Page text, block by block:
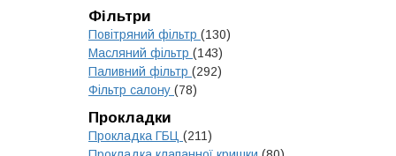
Фільтри
Повітряний фільтр (130)
Масляний фільтр (143)
Паливний фільтр (292)
Фільтр салону (78)
Прокладки
Прокладка ГБЦ (211)